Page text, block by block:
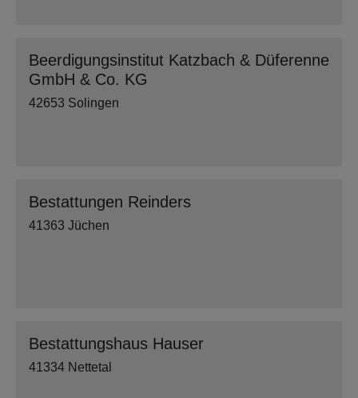
Beerdigungsinstitut Katzbach & Düferenne
GmbH & Co. KG
42653 Solingen
Bestattungen Reinders
41363 Jüchen
Bestattungshaus Hauser
41334 Nettetal